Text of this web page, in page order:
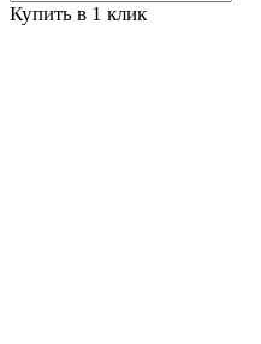
Купить в 1 клик